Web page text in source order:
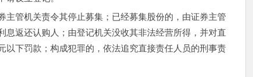
管机关责令其停止募集；已经募集股份的，由证券主管
息返还认购人；由登记机关没收其非法经营所得，并对直
以下罚款；构成犯罪的，依法追究直接责任人员的刑事责